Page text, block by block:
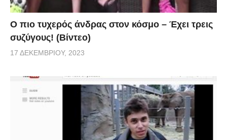
Ο πιο τυχερός άνδρας στον κόσμο – Έχει τρεις
συζύγους! (Βίντεο)
17 ΔΕΚΕΜΒΡΊΟΥ, 2023